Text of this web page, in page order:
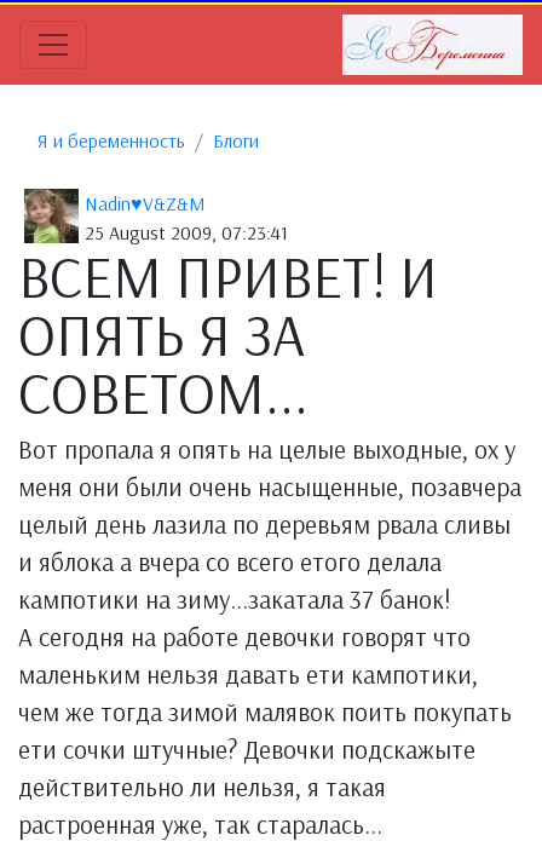
Я и беременность Блоги
Nadin♥V&Z&M
25 August 2009, 07:23:41
ВСЕМ ПРИВЕТ! И
ОПЯТЬ Я ЗА
СОВЕТОМ...
Вот пропала я опять на целые выходные, ох у
меня они были очень насыщенные, позавчера
целый день лазила по деревьям рвала сливы
и яблока а вчера со всего етого делала
кампотики на зиму...закатала 37 банок!
А сегодня на работе девочки говорят что
маленьким нельзя давать ети кампотики,
чем же тогда зимой малявок поить покупать
ети сочки штучные? Девочки подскажыте
действительно ли нельзя, я такая
растроенная уже, так старалась...